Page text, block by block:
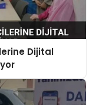
Dijital